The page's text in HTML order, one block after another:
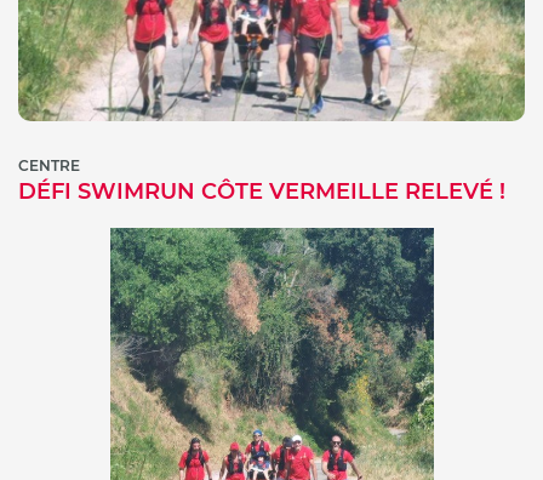
CENTRE
DÉFI SWIMRUN CÔTE VERMEILLE RELEVÉ !